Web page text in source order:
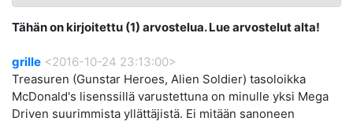
Tähän on kirjoitettu (1) arvostelua. Lue arvostelut alta!
grille <2016-10-24 23:13:00>
Treasuren (Gunstar Heroes, Alien Soldier) tasoloikka
McDonald's lisenssillä varustettuna on minulle yksi Mega
Driven suurimmista yllättäjistä. Ei mitään sanoneen